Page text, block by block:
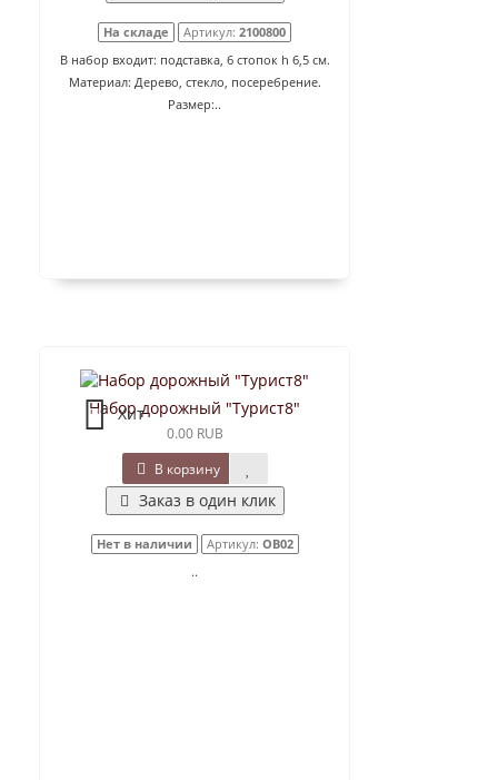
На складе Артикул: 2100800
В набор входит: подставка, 6 стопок h 6,5 см.
Материал: Дерево, стекло, посеребрение.
Размер:..
Хит
Набор дорожный "Турист8"
0.00 RUB
В корзину
Заказ в один клик
Нет в наличии Артикул: ОВ02
..